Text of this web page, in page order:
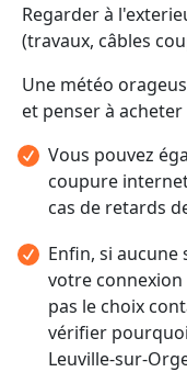
Regarder à
(travaux, câbles
Une météo
et penser à
Vous pouvez
coupure
cas de retards
Enfin, si
votre connexion
pas le choix
vérifier
Leuville-sur-